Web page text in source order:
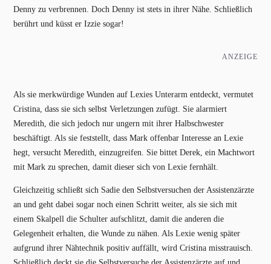
Denny zu verbrennen. Doch Denny ist stets in ihrer Nähe. Schließlich
berührt und küsst er Izzie sogar!
ANZEIGE
Als sie merkwürdige Wunden auf Lexies Unterarm entdeckt, vermutet
Cristina, dass sie sich selbst Verletzungen zufügt. Sie alarmiert
Meredith, die sich jedoch nur ungern mit ihrer Halbschwester
beschäftigt. Als sie feststellt, dass Mark offenbar Interesse an Lexie
hegt, versucht Meredith, einzugreifen. Sie bittet Derek, ein Machtwort
mit Mark zu sprechen, damit dieser sich von Lexie fernhält.
Gleichzeitig schließt sich Sadie den Selbstversuchen der Assistenzärzte
an und geht dabei sogar noch einen Schritt weiter, als sie sich mit
einem Skalpell die Schulter aufschlitzt, damit die anderen die
Gelegenheit erhalten, die Wunde zu nähen. Als Lexie wenig später
aufgrund ihrer Nähtechnik positiv auffällt, wird Cristina misstrauisch.